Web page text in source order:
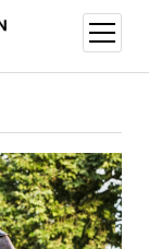
Menü
öffnen